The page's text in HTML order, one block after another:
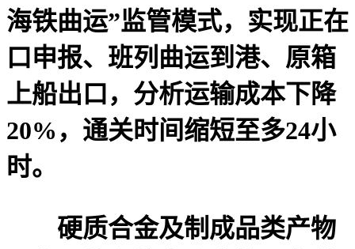
海铁曲运”监管模式，实现正在
口申报、班列曲运到港、原箱
上船出口，分析运输成本下降
20%，通关时间缩短至多24小
时。
硬质合金及制成品类产物